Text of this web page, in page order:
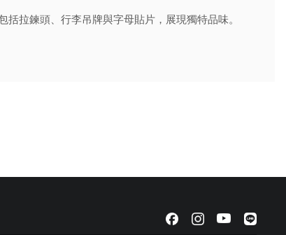
拉鍊頭、行李吊牌與字母貼片，展現獨特品味。